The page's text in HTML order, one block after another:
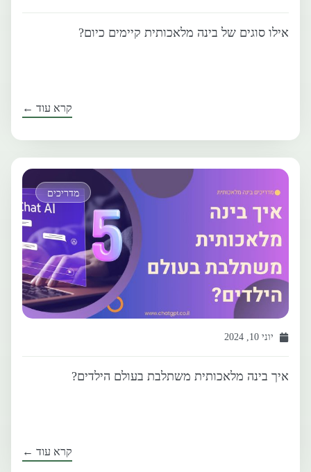
אילו סוגים של בינה מלאכותית קיימים כיום?
קרא עוד ←
יוני 10, 2024
איך בינה מלאכותית משתלבת בעולם הילדים?
מדריכים
קרא עוד ←